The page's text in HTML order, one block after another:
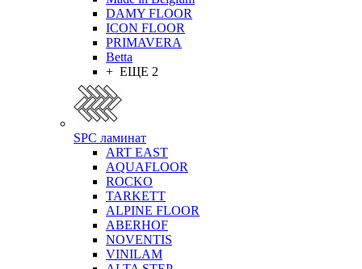
DAMY FLOOR
ICON FLOOR
PRIMAVERA
Betta
+ ЕЩЕ 2
SPC ламинат
ART EAST
AQUAFLOOR
ROCKO
TARKETT
ALPINE FLOOR
ABERHOF
NOVENTIS
VINILAM